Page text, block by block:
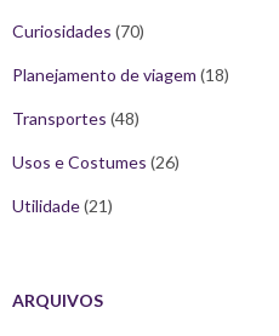
Curiosidades (70)
Planejamento de viagem (18)
Transportes (48)
Usos e Costumes (26)
Utilidade(21)
ARQUIVOS